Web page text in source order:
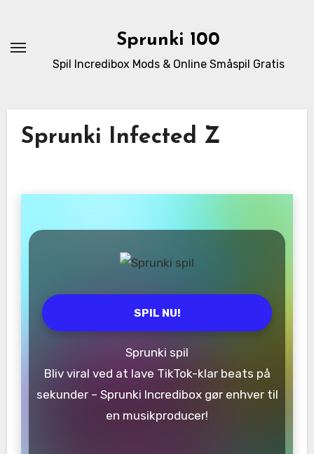
content
Sprunki 100
Spil Incredibox Mods & Online Småspil Gratis
Sprunki Infected Z
SPIL NU!
Sprunki spil
Bliv viral ved at lave TikTok-klar beats på
sekunder – Sprunki Incredibox gør enhver til
en musikproducer!